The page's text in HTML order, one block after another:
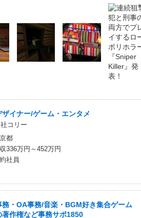
ザイナー/ゲーム・エンタメ
コリー
都
336万円～452万円
社員
務・OA事務/音楽・BGM好き集合ゲーム
著作権など事務サポ1850